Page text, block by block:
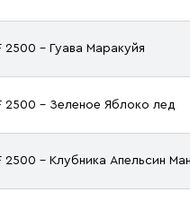
2500 - Гуава Маракуйя
2500 - Зеленое Яблоко лед
2500 - Клубника Апельсин